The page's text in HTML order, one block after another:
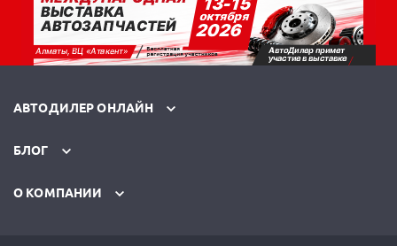
АВТОДИЛЕР ОНЛАЙН
БЛОГ
О КОМПАНИИ